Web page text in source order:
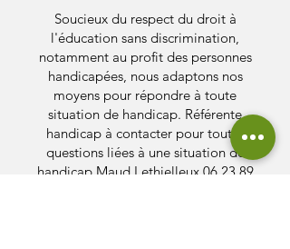
Soucieux du respect du droit à
l'éducation sans discrimination,
notamment au profit des personnes
handicapées, nous adaptons nos
moyens pour répondre à toute
situation de handicap. Référente
handicap à contacter pour toutes
questions liées à une situation de
handicap Maud Lethielleux 06 23 89